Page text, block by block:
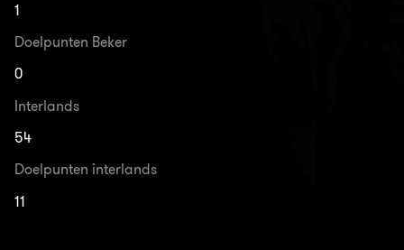
1
Doelpunten Beker
0
Interlands
54
Doelpunten interlands
11